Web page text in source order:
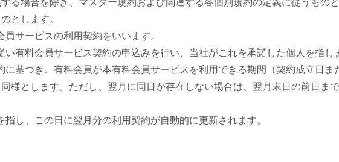
る場合を除き、マスター規約および関連する各個別規約の定義に従うもの
とします。
サービスの利用契約をいいます。
有料会員サービス契約の申込みを行い、当社がこれを承諾した個人を指し
基づき、有料会員が本有料会員サービスを利用できる期間（契約成立日ま
様とします。ただし、翌月に同日が存在しない場合は、翌月末日の前日ま
し、この日に翌月分の利用契約が自動的に更新されます。